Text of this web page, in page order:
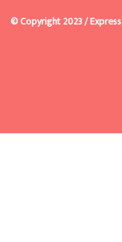
© Copyright 2023 / Express